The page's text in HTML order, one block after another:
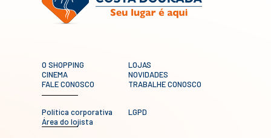
O SHOPPING
LOJAS
CINEMA
NOVIDADES
FALE CONOSCO
TRABALHE CONOSCO
Política corporativa
LGPD
Área do lojista